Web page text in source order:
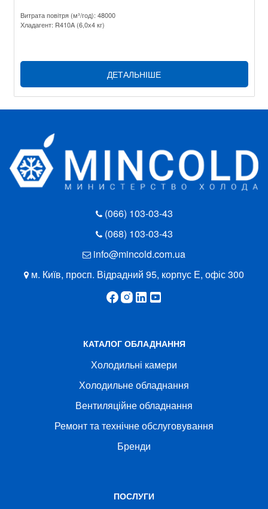
Витрата повітря (м³/год): 48000
Хладагент: R410A (6,0х4 кг)
ДЕТАЛЬНІШЕ
(066) 103-03-43
(068) 103-03-43
info@mincold.com.ua
м. Київ, просп. Відрадний 95, корпус Е, офіс 300
КАТАЛОГ ОБЛАДНАННЯ
Холодильні камери
Холодильне обладнання
Вентиляційне обладнання
Ремонт та технічне обслуговування
Бренди
ПОСЛУГИ